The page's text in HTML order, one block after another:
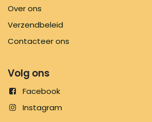
Over ons
Verzendbeleid
Contacteer ons
Volg ons
Facebook
Instagram